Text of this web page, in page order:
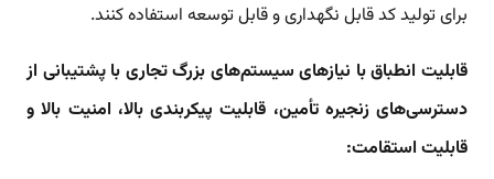
برای تولید کد قابل نگهداری و قابل توسعه استفاده کنند.
قابلیت انطباق با نیازهای سیستم‌های بزرگ تجاری با پشتیبانی از
دسترسی‌های زنجیره تأمین، قابلیت پیکربندی بالا، امنیت بالا و
قابلیت استقامت: